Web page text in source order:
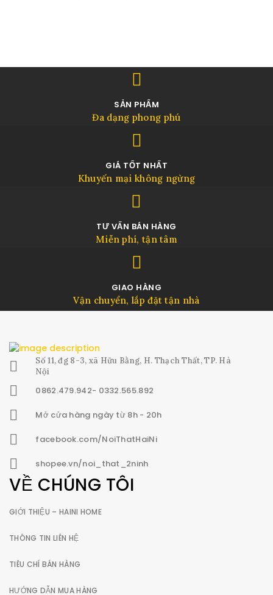
SẢN PHẨM
Đa dạng phong phú
GIÁ TỐT NHẤT
Khuyến mại không ngừng
TƯ VẤN BÁN HÀNG
Miễn phí, tận tâm
GIAO HÀNG
Vận chuyển, lắp đặt tận nhà
Số 11, đg 8-3, xã Hữu Bằng, H. Thạch Thất, TP. Hà
Nội
0862.479.942- 0332.565.892
Mở cửa hàng ngày từ 8h - 20h
facebook.com/NoiThatHaiNi
shopee.vn/noi_that_2ninh
VỀ CHÚNG TÔI
GIỚI THIỆU – HAINI HOME
THÔNG TIN LIÊN HỆ
TIÊU CHÍ BÁN HÀNG
HƯỚNG DẪN MUA HÀNG